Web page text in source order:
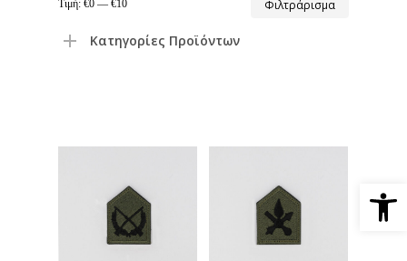
Φιλτράρισμα
Τιμή: €0 — €10
Κατηγορίες Προϊόντων